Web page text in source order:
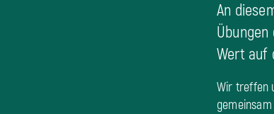
An
Wert auf
Wir treffen